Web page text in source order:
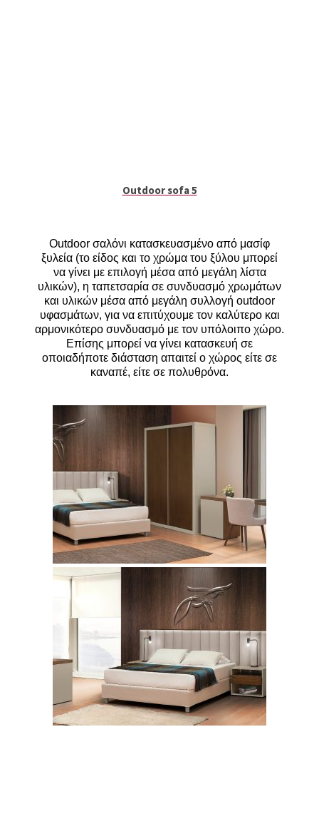
Outdoor sofa 5
Outdoor σαλόνι κατασκευασμένο από μασίφ
ξυλεία (το είδος και το χρώμα του ξύλου μπορεί
να γίνει με επιλογή μέσα από μεγάλη λίστα
υλικών), η ταπετσαρία σε συνδυασμό χρωμάτων
και υλικών μέσα από μεγάλη συλλογή outdoor
υφασμάτων, για να επιτύχουμε τον καλύτερο και
αρμονικότερο συνδυασμό με τον υπόλοιπο χώρο.
Επίσης μπορεί να γίνει κατασκευή σε
οποιαδήποτε διάσταση απαιτεί ο χώρος είτε σε
καναπέ, είτε σε πολυθρόνα.